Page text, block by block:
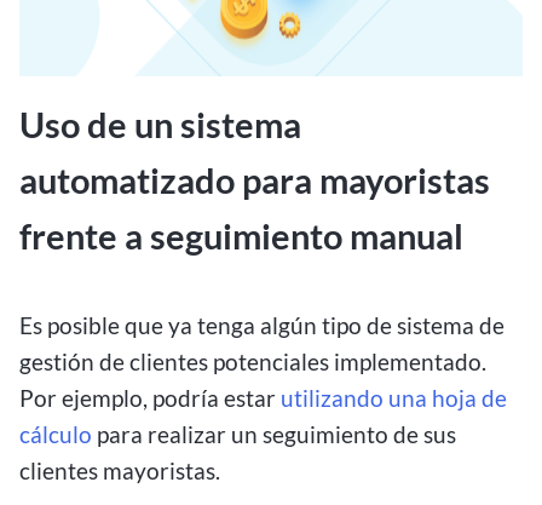
Uso de un sistema
automatizado para mayoristas
frente a seguimiento manual
Es posible que ya tenga algún tipo de sistema de
gestión de clientes potenciales implementado.
Por ejemplo, podría estar utilizando una hoja de
cálculo para realizar un seguimiento de sus
clientes mayoristas.